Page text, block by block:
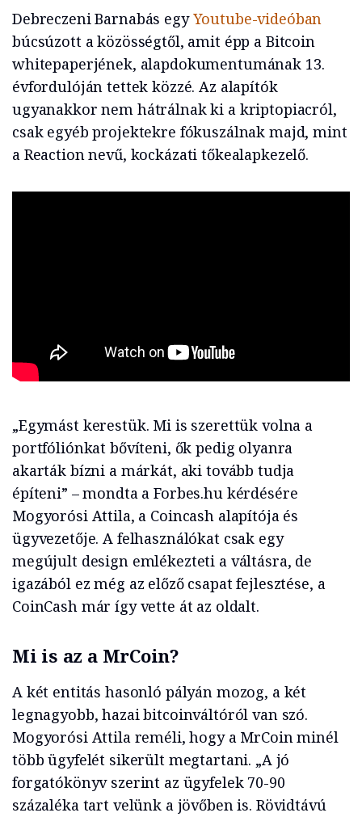
Debreczeni Barnabás egyYoutube-videóban
búcsúzott a közösségtől, amit épp a Bitcoin
whitepaperjének, alapdokumentumának 13.
évfordulóján tettek közzé. Az alapítók
ugyanakkor nem hátrálnak ki a kriptopiacról,
csak egyéb projektekre fókuszálnak majd, mint
a Reaction nevű, kockázati tőkealapkezelő.
„Egymást kerestük. Mi is szerettük volna a
portfóliónkat bővíteni, ők pedig olyanra
akarták bízni a márkát, aki tovább tudja
építeni” – mondta a Forbes.hu kérdésére
Mogyorósi Attila, a Coincash alapítója és
ügyvezetője. A felhasználókat csak egy
megújult design emlékezteti a váltásra, de
igazából ez még az előző csapat fejlesztése, a
CoinCash már így vette át az oldalt.
Mi is az a MrCoin?
A két entitás hasonló pályán mozog, a két
legnagyobb, hazai bitcoinváltóról van szó.
Mogyorósi Attila reméli, hogy a MrCoin minél
több ügyfelét sikerült megtartani. „A jó
forgatókönyv szerint az ügyfelek 70-90
százaléka tart velünk a jövőben is. Rövidtávú